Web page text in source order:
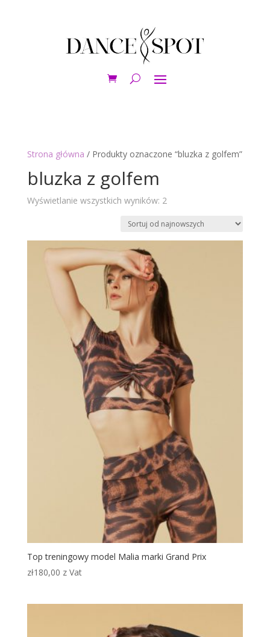
Strona główna / Produkty oznaczone “bluzka z golfem”
bluzka z golfem
Wyświetlanie wszystkich wyników: 2Posortowane
najnowszych
Top treningowy model Malia marki Grand Prix
zł180,00 z Vat